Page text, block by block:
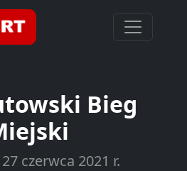
Bieg
czerwca 2021 r.